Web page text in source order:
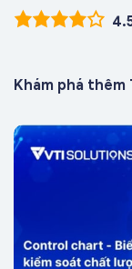
Khám phá